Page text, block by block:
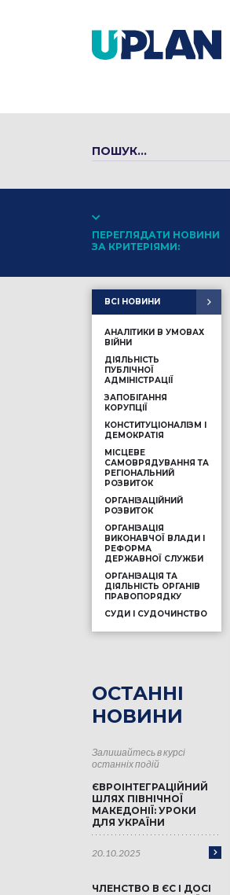
ПЕРЕГЛЯДАТИ НОВИНИ
ЗА КРИТЕРІЯМИ:
ВСІ НОВИНИ
АНАЛІТИКИ В УМОВАХ
ВІЙНИ
ДІЯЛЬНІСТЬ
ПУБЛІЧНОЇ
АДМІНІСТРАЦІЇ
ЗАПОБІГАННЯ
КОРУПЦІЇ
КОНСТИТУЦІОНАЛІЗМ І
ДЕМОКРАТІЯ
МІСЦЕВЕ
САМОВРЯДУВАННЯ ТА
РЕГІОНАЛЬНИЙ
РОЗВИТОК
ОРГАНІЗАЦІЙНИЙ
РОЗВИТОК
ОРГАНІЗАЦІЯ
ВИКОНАВЧОЇ ВЛАДИ І
РЕФОРМА
ДЕРЖАВНОЇ СЛУЖБИ
ОРГАНІЗАЦІЯ ТА
ДІЯЛЬНІСТЬ ОРГАНІВ
ПРАВОПОРЯДКУ
СУДИ І СУДОЧИНСТВО
ОСТАННІ
НОВИНИ
Залишайтесь в курсі
останніх подій
ЄВРОІНТЕГРАЦІЙНИЙ
ШЛЯХ ПІВНІЧНОЇ
МАКЕДОНІЇ: УРОКИ
ДЛЯ УКРАЇНИ
20.10.2025
ЧЛЕНСТВО В ЄС І ДОСІ